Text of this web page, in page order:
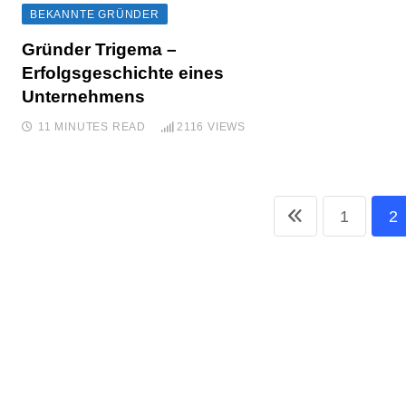
BEKANNTE GRÜNDER
Gründer Trigema –
Erfolgsgeschichte eines
Unternehmens
11 MINUTES READ 2116 VIEWS
1 2